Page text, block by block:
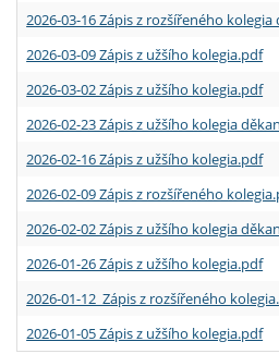
2026-03-16 Zápis z rozšířeného
2026-03-09 Zápis z užšího kolegia.pdf
2026-03-02 Zápis z užšího kolegia.pdf
2026-02-23 Zápis z užšího kolegia
2026-02-16 Zápis z užšího kolegia.pdf
2026-02-09 Zápis z rozšířeného
2026-02-02 Zápis z užšího kolegia
2026-01-26 Zápis z užšího kolegia.pdf
2026-01-12 Zápis z rozšířeného
2026-01-05 Zápis z užšího kolegia.pdf